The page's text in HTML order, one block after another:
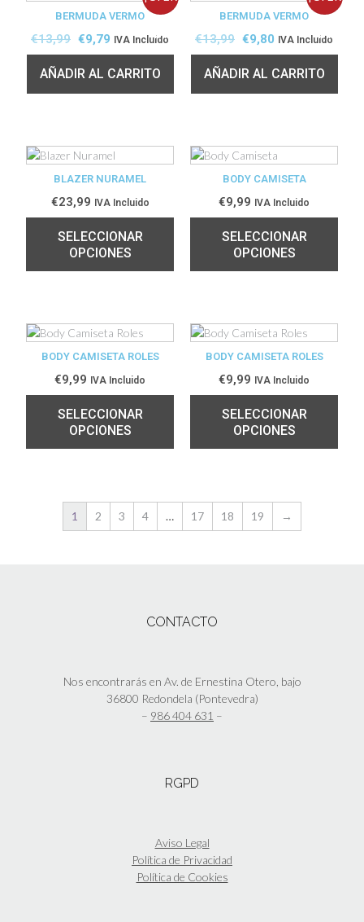
TA!
BERMUDA VERMO
€13,99 €9,79 IVA Incluido
AÑADIR AL CARRITO
TA!
BERMUDA VERMO
€13,99 €9,80 IVA Incluido
AÑADIR AL CARRITO
BLAZER NURAMEL
€23,99 IVA Incluido
SELECCIONAR
OPCIONES
BODY CAMISETA
€9,99 IVA Incluido
SELECCIONAR
OPCIONES
BODY CAMISETA ROLES
€9,99 IVA Incluido
SELECCIONAR
OPCIONES
BODY CAMISETA ROLES
€9,99 IVA Incluido
SELECCIONAR
OPCIONES
1 2 3 4 … 17 18 19 →
CONTACTO
Nos encontrarás en Av. de Ernestina Otero, bajo
36800 Redondela (Pontevedra)
– 986 404 631 –
RGPD
Aviso Legal
Política de Privacidad
Política de Cookies